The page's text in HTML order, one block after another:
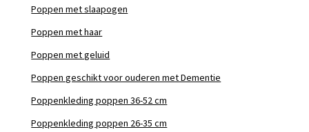
Poppen met slaapogen
Poppen met haar
Poppen met geluid
Poppen geschikt voor ouderen met Dementie
Poppenkleding poppen 36-52 cm
Poppenkleding poppen 26-35 cm